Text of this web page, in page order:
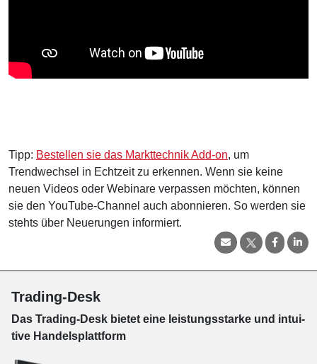
Tipp: Bestellen sie das Markttechnik Add-on, um
Trendwechsel in Echtzeit zu erkennen. Wenn sie keine
neuen Videos oder Webinare verpassen möchten, können
sie den YouTube-Channel auch abonnieren. So werden sie
stehts über Neuerungen informiert.
Trading-Desk
Das Trading-Desk bie­tet eine leis­tungs­star­ke und in­tui­
tive Han­dels­platt­form